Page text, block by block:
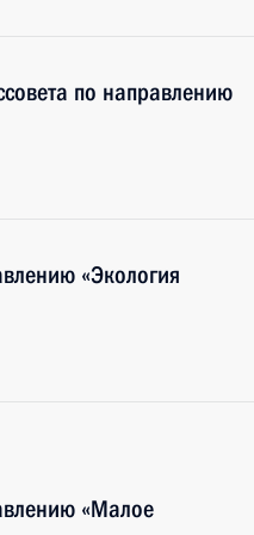
по направлению
«Экология
«Малое